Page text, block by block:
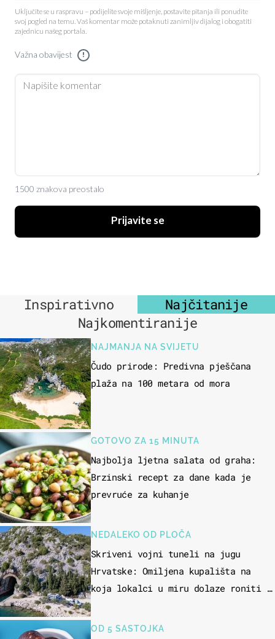
Uključite se u raspravu – podijelite svoje mišljenje, postavite pitanja ili ponudite
svoj pogled na temu. Vaš komentar može potaknuti zanimljiv dijalog i obogatiti
zajednicu našeg portala.
Važna obavijest !
1500 znakova preostalo
Prijavite se
Inspirativno
Najčitanije
Najkomentiranije
NAJMANJA NA SVIJETU
Čudo prirode: Predivna pješčana
plaža na 100 metara od mora
GOTOVO ZA 15 MINUTA
Najbolja ljetna salata od graha:
Brzinski recept za dane kada je
prevruće za kuhanje
NEDALEKO OD PLOČA
Skriveni vojni tuneli na jugu
Hrvatske: Omiljena kupališta na
koja lokalci u miru dolaze roniti i
OD 5 SASTOJKA